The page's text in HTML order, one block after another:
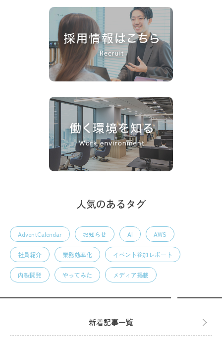
人気のあるタグ
AdventCalendar お知らせ AI AWS
社員紹介 業務効率化 イベント参加レポート
内製開発 やってみた メディア掲載
新着記事一覧